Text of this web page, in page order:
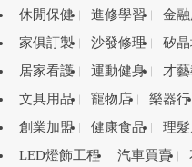
休閒保健
進修學習 金
家俱訂製
沙發修理 矽
居家看護
運動健身 才
文具用品
寵物店 樂器行
創業加盟
健康食品 理
LED燈飾工程
汽車買賣